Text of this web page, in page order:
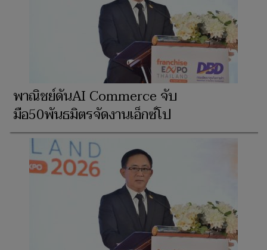
พาณิชย์ดันAI Commerce จับ
มือ50พันธมิตรจัดงานเอ็กซ์โป